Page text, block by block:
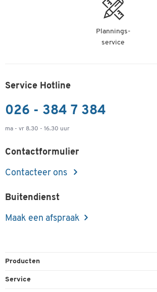
Plannings-
service
Service Hotline
026 - 384 7 384
ma - vr 8.30 - 16.30 uur
Contactformulier
Contacteer ons
Buitendienst
Maak een afspraak
Producten
Kantoorbenodigdheden
Service